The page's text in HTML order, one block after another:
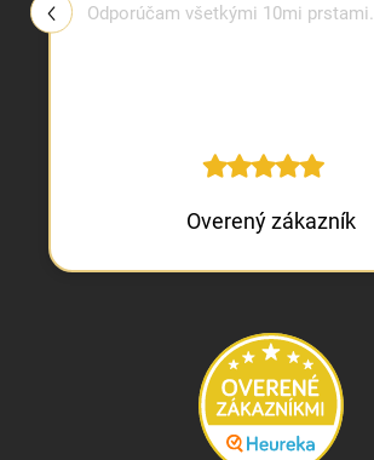
Odporúčam všetkými 10mi prstami.
Overený zákazník